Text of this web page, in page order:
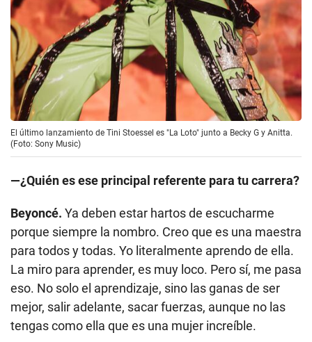
El último lanzamiento de Tini Stoessel es "La Loto" junto a Becky G y Anitta.
(Foto: Sony Music)
—¿Quién es ese principal referente para tu carrera?
Beyoncé. Ya deben estar hartos de escucharme
porque siempre la nombro. Creo que es una maestra
para todos y todas. Yo literalmente aprendo de ella.
La miro para aprender, es muy loco. Pero sí, me pasa
eso. No solo el aprendizaje, sino las ganas de ser
mejor, salir adelante, sacar fuerzas, aunque no las
tengas como ella que es una mujer increíble.